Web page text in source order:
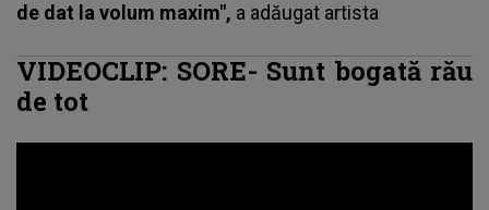
de dat la volum maxim", a adăugat artista
VIDEOCLIP: SORE- Sunt bogată rău
de tot